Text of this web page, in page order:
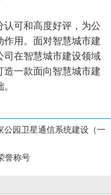
认可和高度好评，为公
用。面对智慧城市建
司在智慧城市建设领域
一款面向智慧城市建
公园卫星通信系统建设（一
誉称号